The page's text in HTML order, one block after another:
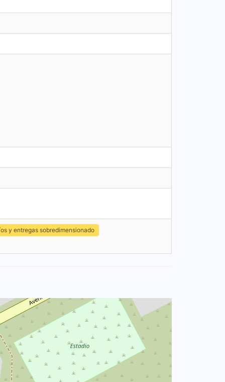
y entregas sobredimensionado